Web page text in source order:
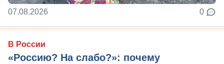
07.08.2026 0
В России
«Россию? На слабо?»: почему